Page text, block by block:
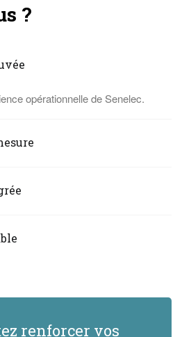
?
opérationnelle de Senelec.
renforcer vos